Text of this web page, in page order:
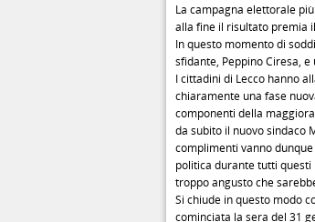
La campagna elettorale
alla fine il risultato premia
In questo momento di
sfidante, Peppino Ciresa,
I cittadini di Lecco hanno
chiaramente una fase
componenti della
da subito il nuovo sindaco
complimenti vanno
politica durante tutti
troppo angusto che
Si chiude in questo modo
cominciata la sera del 31